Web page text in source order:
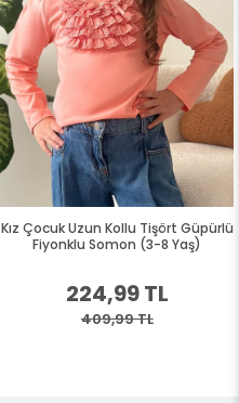
Kız Çocuk Uzun Kollu Tişört Güpürlü
Fiyonklu Somon (3-8 Yaş)
224,99 TL
409,99 TL